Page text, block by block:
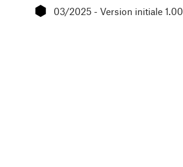
⬢ 03/2025 - Version initiale 1.00